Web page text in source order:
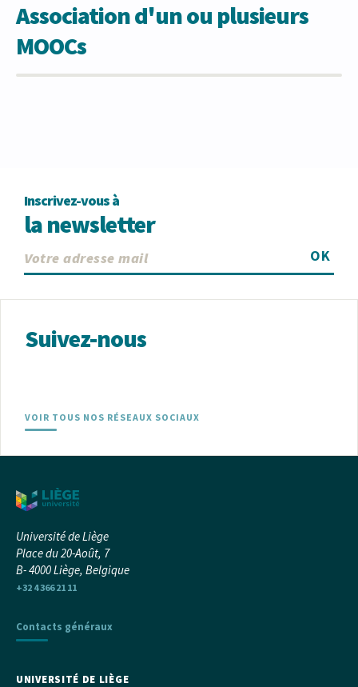
Association d'un ou plusieurs
MOOCs
Inscrivez-vous à
la newsletter
OK
Suivez-nous
VOIR TOUS NOS RÉSEAUX SOCIAUX
Université de Liège
Place du 20-Août, 7
B- 4000 Liège, Belgique
+32 4 366 21 11
Contacts généraux
UNIVERSITÉ DE LIÈGE